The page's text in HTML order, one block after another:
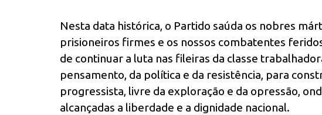
Nesta data histórica, o Partido saúda os nobres
prisioneiros firmes e os nossos combatentes
de continuar a luta nas fileiras da classe
pensamento, da política e da resistência, para
progressista, livre da exploração e da opressão,
alcançadas a liberdade e a dignidade nacional.